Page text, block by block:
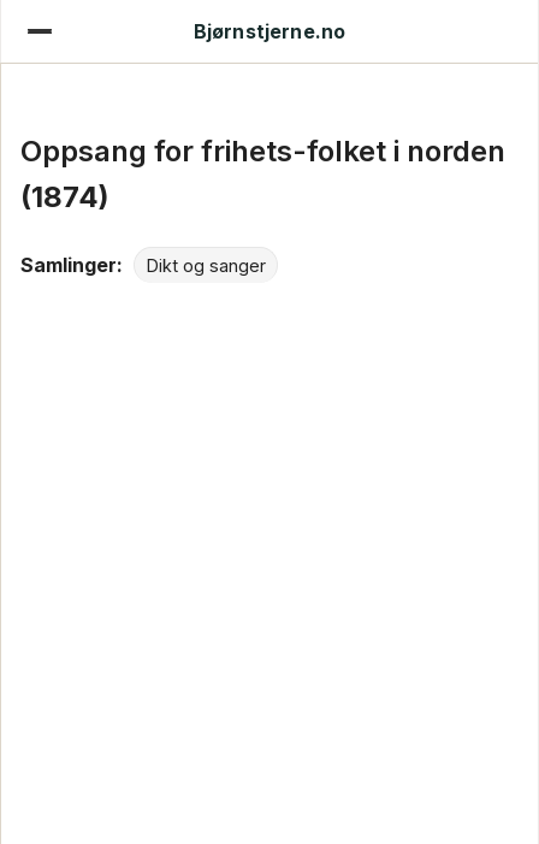
Bjørnstjerne.no
Oppsang for frihets-folket i norden
(1874)
Samlinger: Dikt og sanger